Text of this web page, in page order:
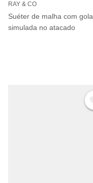
RAY & CO
Suéter de malha com gola
simulada no atacado